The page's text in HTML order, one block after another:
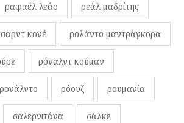
ραφαέλ λεάο ρεάλ μαδρίτης
κονέ ρολάντο μαντράγκορα
ρόναλντ κούμαν
ρονάλντο ρόουζ ρουμανία
σαλερνιτάνα σάλκε